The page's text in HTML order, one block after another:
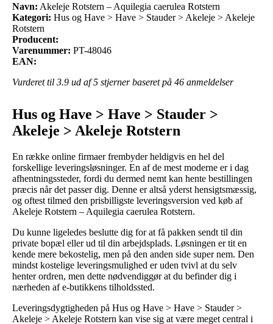
Navn: Akeleje Rotstern – Aquilegia caerulea Rotstern
Kategori: Hus og Have > Have > Stauder > Akeleje > Akeleje
Rotstern
Producent:
Varenummer: PT-48046
EAN:
Vurderet til 3.9 ud af 5 stjerner baseret på 46 anmeldelser
Hus og Have > Have > Stauder >
Akeleje > Akeleje Rotstern
En række online firmaer frembyder heldigvis en hel del
forskellige leveringsløsninger. En af de mest moderne er i dag
afhentningssteder, fordi du dermed nemt kan hente bestillingen
præcis når det passer dig. Denne er altså yderst hensigtsmæssig,
og oftest tilmed den prisbilligste leveringsversion ved køb af
Akeleje Rotstern – Aquilegia caerulea Rotstern.
Du kunne ligeledes beslutte dig for at få pakken sendt til din
private bopæl eller ud til din arbejdsplads. Løsningen er tit en
kende mere bekostelig, men på den anden side super nem. Den
mindst kostelige leveringsmulighed er uden tvivl at du selv
henter ordren, men dette nødvendiggør at du befinder dig i
nærheden af e-butikkens tilholdssted.
Leveringsdygtigheden på Hus og Have > Have > Stauder >
Akeleje > Akeleje Rotstern kan vise sig at være meget central i